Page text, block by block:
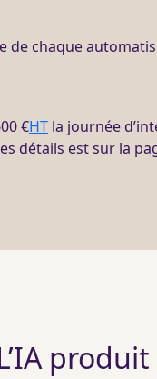
de chaque
€HT la journée
détails est sur la